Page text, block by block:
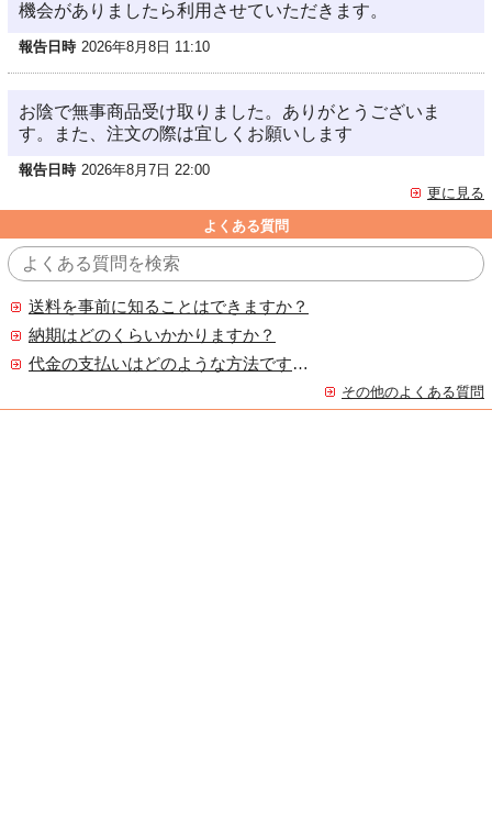
機会がありましたら利用させていただきます。
報告日時 2026年8月8日 11:10
お陰で無事商品受け取りました。ありがとうございま
す。また、注文の際は宜しくお願いします
報告日時 2026年8月7日 22:00
更に見る
よくある質問
送料を事前に知ることはできますか？
納期はどのくらいかかりますか？
代金の支払いはどのような方法ですか？
その他のよくある質問